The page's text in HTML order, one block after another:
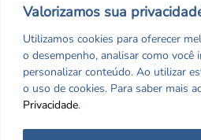
Valorizamos sua
Utilizamos cookies para oferecer
o desempenho, analisar como você
personalizar conteúdo. Ao utilizar
o uso de cookies. Para saber mais
Privacidade.